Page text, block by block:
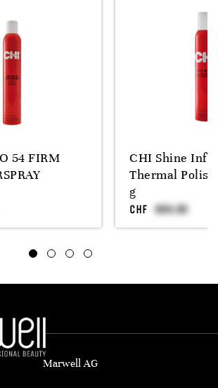
54 FIRM
CHI Shine
Thermal
g
CHF
Marwell AG